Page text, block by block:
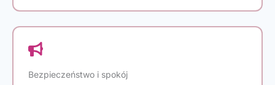
Bezpieczeństwo i spokój